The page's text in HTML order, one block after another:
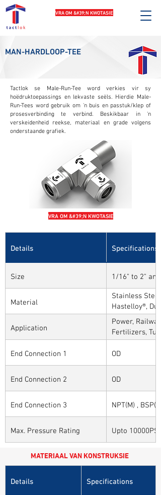
VRA OM &#39;N KWOTASIE
MAN-HARDLOOP-TEE
Tactlok se Male-Run-Tee word verkies vir sy
hoëdruktoepassings en lekvaste seëls. Hierdie Male-
Run-Tees word gebruik om 'n buis en passtuk/klep of
prosesverbinding te verbind. Beskikbaar in 'n
verskeidenheid reekse, materiaal en grade volgens
onderstaande grafiek.
VRA OM &#39;N KWOTASIE
Details Specifications
Size 1/16" to 2"
Material
Stainless
Hastelloy®,
Alloys
Application
Power,
Fertilizers,
Sytems, Paper
End Connection 1
OD
End Connection 2 OD
End Connection 3 NPT(M) ,
Max. Pressure Rating Upto 10000PSI
MATERIAAL VAN KONSTRUKSIE
Details Specifications